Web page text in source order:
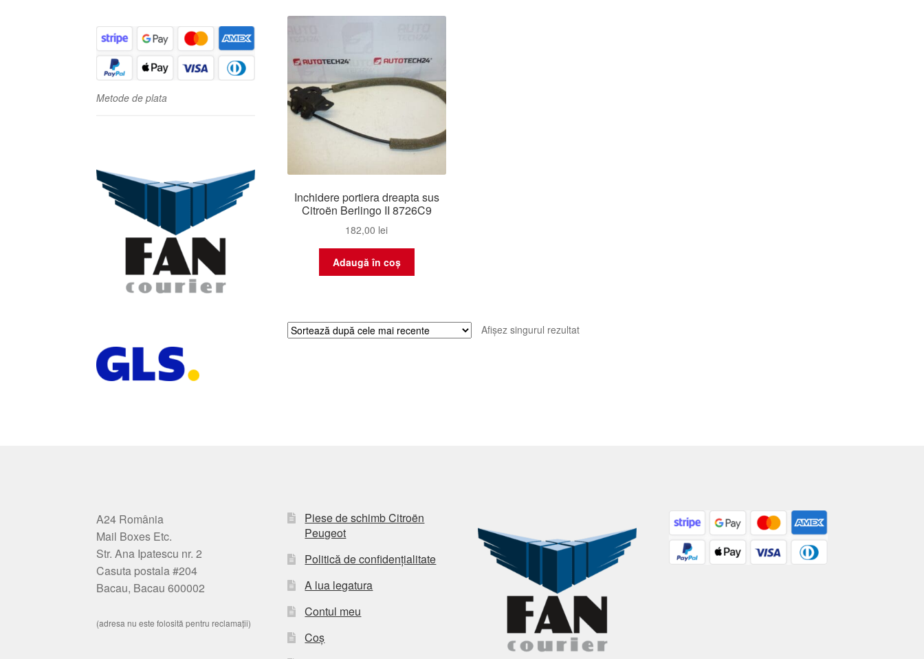
Inchidere portiera dreapta sus
Citroën Berlingo II 8726C9
182,00 lei
Adaugă în coș
Afișez singurul rezultat
Metode de plata
A24 România
Mail Boxes Etc.
Str. Ana Ipatescu nr. 2
Casuta postala #204
Bacau, Bacau 600002
(adresa nu este folosită pentru reclamații)
Piese de schimb Citroën
Peugeot
Politică de confidențialitate
A lua legatura
Contul meu
Coș